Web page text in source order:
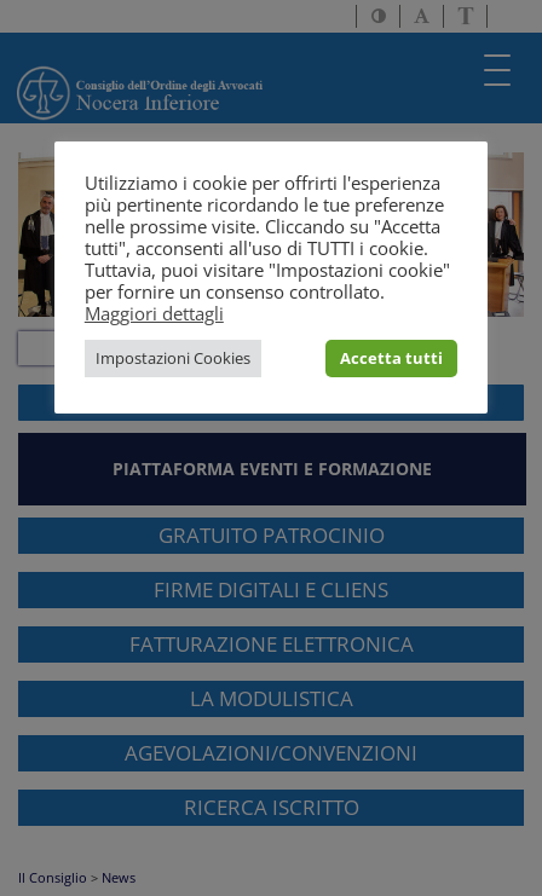
Attiva/disattiva
alto
Attiva/
dimensione
a
solo
PIATTAFORMA EVENTI E FORMAZIONE
GRATUITO PATROCINIO
FIRME DIGITALI E CLIENS
FATTURAZIONE ELETTRONICA
LA MODULISTICA
AGEVOLAZIONI/CONVENZIONI
RICERCA ISCRITTO
Il Consiglio > News
Utilizziamo i cookie per offrirti l'esperienza
più pertinente ricordando le tue preferenze
nelle prossime visite. Cliccando su "Accetta
tutti", acconsenti all'uso di TUTTI i cookie.
Tuttavia, puoi visitare "Impostazioni cookie"
per fornire un consenso controllato.
Maggiori dettagli
Impostazioni Cookies Accetta tutti